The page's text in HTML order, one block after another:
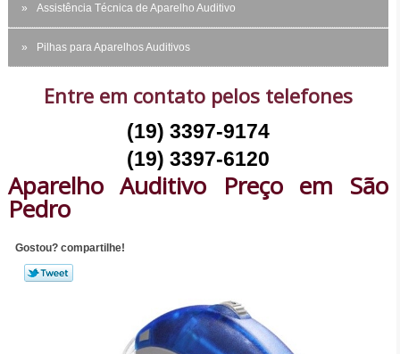
Assistência Técnica de Aparelho Auditivo
Pilhas para Aparelhos Auditivos
Entre em contato pelos telefones
(19) 3397-9174
(19) 3397-6120
Aparelho Auditivo Preço em São
Pedro
Gostou? compartilhe!